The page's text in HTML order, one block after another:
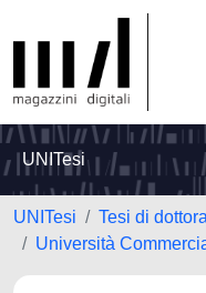
UNITesi
UNITesi
Tesi di
Università